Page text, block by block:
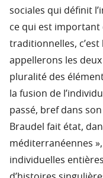
sociales qui définit
ce qui est important
traditionnelles, c’est
appellerons les
pluralité des
la fusion de
passé, bref dans
Braudel fait état,
méditerranéennes
individuelles